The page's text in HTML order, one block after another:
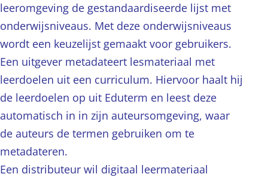
leeromgeving de gestandaardiseerde lijst met
onderwijsniveaus. Met deze onderwijsniveaus
wordt een keuzelijst gemaakt voor gebruikers.
Een uitgever metadateert lesmateriaal met
leerdoelen uit een curriculum. Hiervoor haalt hij
de leerdoelen op uit Eduterm en leest deze
automatisch in in zijn auteursomgeving, waar
de auteurs de termen gebruiken om te
metadateren.
Een distributeur wil digitaal leermateriaal